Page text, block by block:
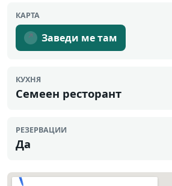
КАРТА
↗ Заведи ме там
КУХНЯ
Семеен ресторант
РЕЗЕРВАЦИИ
Да